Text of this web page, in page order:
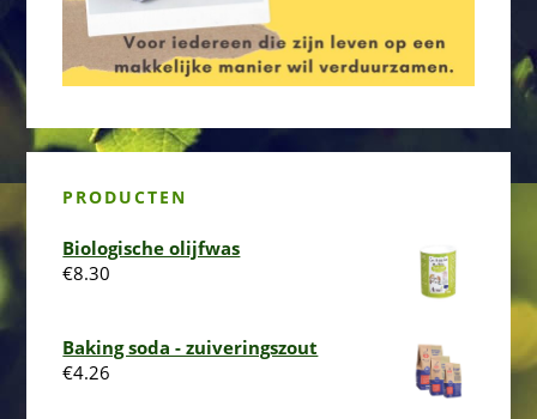
PRODUCTEN
Biologische olijfwas
€8.30
Baking soda - zuiveringszout
€4.26